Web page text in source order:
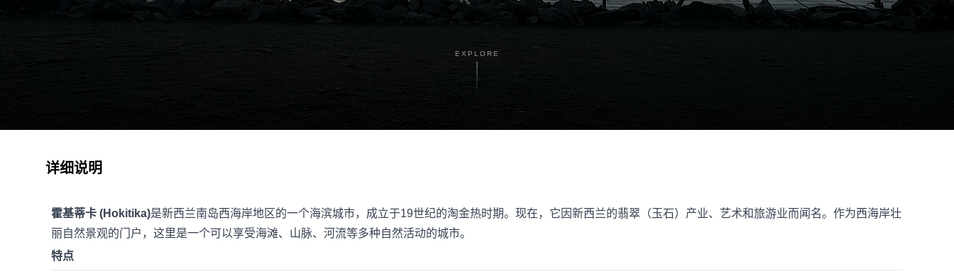
EXPLORE
详细说明
霍基蒂卡 (Hokitika)是新西兰南岛西海岸地区的一个海滨城市，成立于19世纪的淘金热时期。现在，它因新西兰的翡翠（玉石）产业、艺术和旅游业而闻名。作为西海岸壮
丽自然景观的门户，这里是一个可以享受海滩、山脉、河流等多种自然活动的城市。
特点